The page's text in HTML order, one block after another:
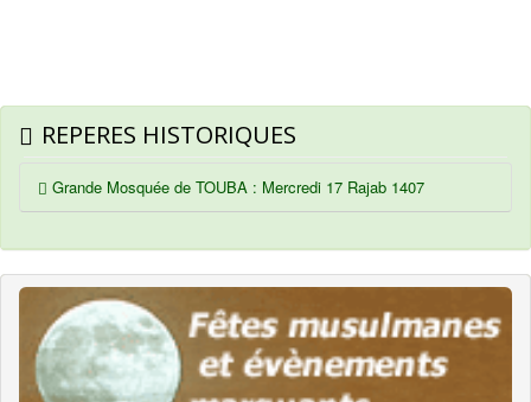
REPERES HISTORIQUES
Grande Mosquée de TOUBA : Mercredi 17 Rajab 1407